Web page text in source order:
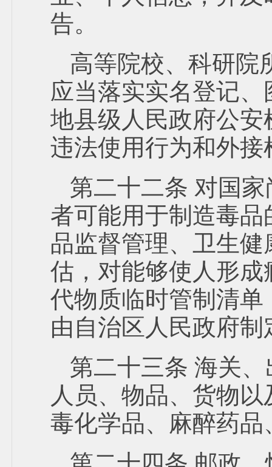
告。
高等院校、科研院
应当落实实名登记
地县级人民政府公
违法使用行为和外
第二十二条 对国
者可能用于制造毒
品监督管理、卫生
估，对能够使人形
代物质临时管制清
由自治区人民政府制
第二十三条 海关
人员、物品、货物
毒化学品、麻醉药